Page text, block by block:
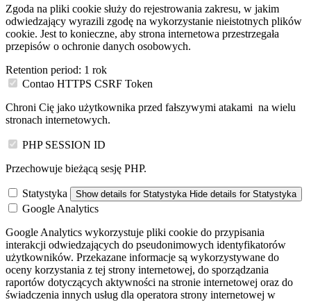
Zgoda na pliki cookie służy do rejestrowania zakresu, w jakim
odwiedzający wyrazili zgodę na wykorzystanie nieistotnych plików
cookie. Jest to konieczne, aby strona internetowa przestrzegała
przepisów o ochronie danych osobowych.
Retention period: 1 rok
Contao HTTPS CSRF Token
Chroni Cię jako użytkownika przed fałszywymi atakami na wielu
stronach internetowych.
PHP SESSION ID
Przechowuje bieżącą sesję PHP.
Statystyka Show details for Statystyka Hide details for Statystyka
Google Analytics
Google Analytics wykorzystuje pliki cookie do przypisania
interakcji odwiedzających do pseudonimowych identyfikatorów
użytkowników. Przekazane informacje są wykorzystywane do
oceny korzystania z tej strony internetowej, do sporządzania
raportów dotyczących aktywności na stronie internetowej oraz do
świadczenia innych usług dla operatora strony internetowej w